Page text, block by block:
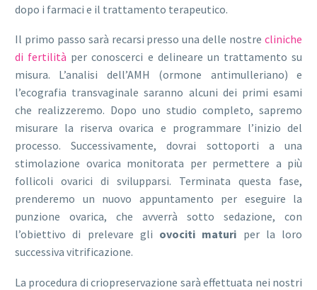
dopo i farmaci e il trattamento terapeutico.
Il primo passo sarà recarsi presso una delle nostre cliniche
di fertilità per conoscerci e delineare un trattamento su
misura. L’analisi dell’AMH (ormone antimulleriano) e
l’ecografia transvaginale saranno alcuni dei primi esami
che realizzeremo. Dopo uno studio completo, sapremo
misurare la riserva ovarica e programmare l’inizio del
processo. Successivamente, dovrai sottoporti a una
stimolazione ovarica monitorata per permettere a più
follicoli ovarici di svilupparsi. Terminata questa fase,
prenderemo un nuovo appuntamento per eseguire la
punzione ovarica, che avverrà sotto sedazione, con
l’obiettivo di prelevare gli ovociti maturi per la loro
successiva vitrificazione.
La procedura di criopreservazione sarà effettuata nei nostri